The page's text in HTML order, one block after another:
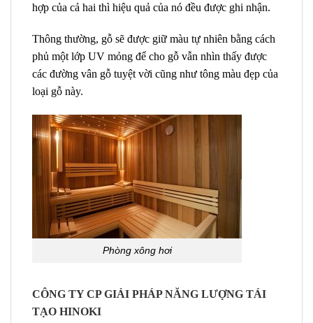
hợp của cả hai thì hiệu quả của nó đều được ghi nhận.
Thông thường, gỗ sẽ được giữ màu tự nhiên bằng cách
phủ một lớp UV mỏng để cho gỗ vẫn nhìn thấy được
các đường vân gỗ tuyệt vời cũng như tông màu đẹp của
loại gỗ này.
Phòng xông hơi
CÔNG TY CP GIẢI PHÁP NĂNG LƯỢNG TÁI
TẠO HINOKI